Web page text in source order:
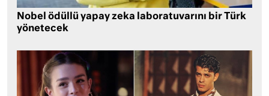
Nobel ödüllü yapay zeka laboratuvarını bir Türk
yönetecek